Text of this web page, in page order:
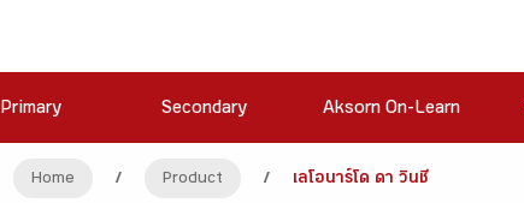
Primary Secondary Aksorn On-Learn
Home / Product / เลโอนาร์โด ดา วินชี